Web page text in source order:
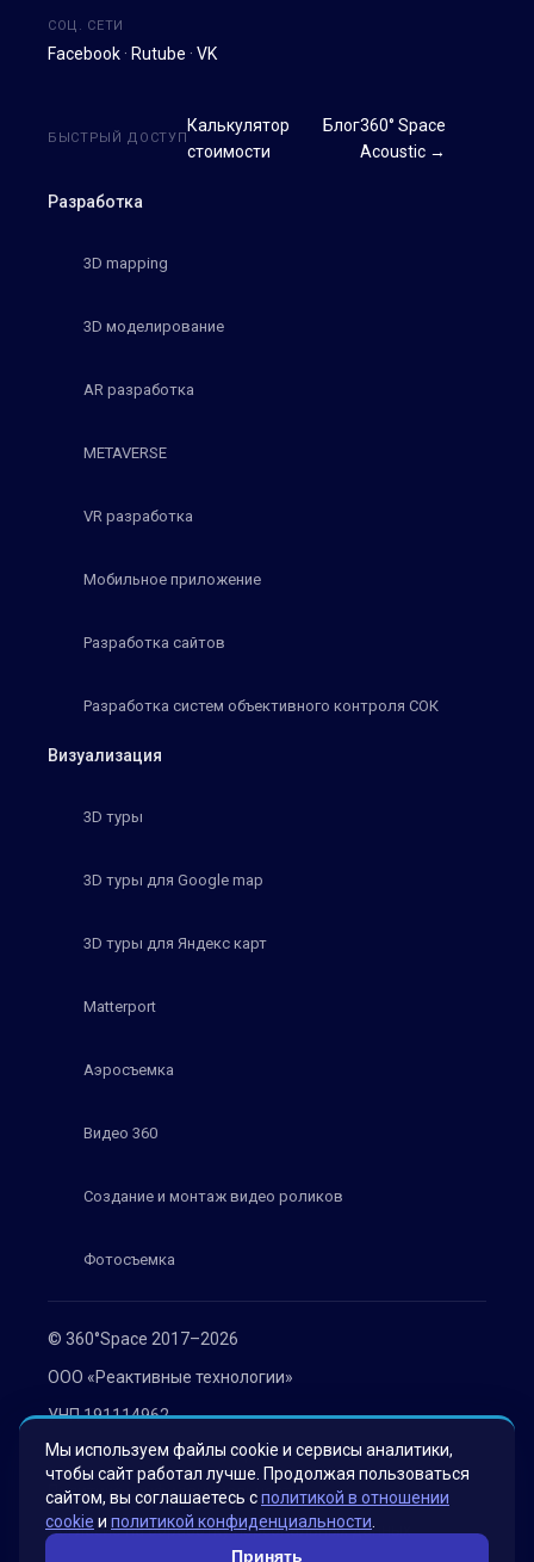
© 360°Space 2017–2026
ООО «Реактивные технологии»
УНП 191114962
г. Минск, ул. Мележа 1, офис 402
Политика конфиденциальности
Согласие на обработку персональных данных
СОЦ. СЕТИ
Facebook · Rutube · VK
Разработка
3D mapping
3D моделирование
AR разработка
METAVERSE
VR разработка
Мобильное приложение
Разработка сайтов
Разработка систем объективного контроля СОК
Визуализация
3D туры
3D туры для Google map
3D туры для Яндекс карт
Matterport
Аэросъемка
Видео 360
Создание и монтаж видео роликов
Фотосъемка
БЫСТРЫЙ ДОСТУП
Калькулятор
стоимости
Блог360° Space
Acoustic →
Мы используем файлы cookie и сервисы аналитики,
чтобы сайт работал лучше. Продолжая пользоваться
сайтом, вы соглашаетесь сполитикой в отношении
cookie и политикой конфиденциальности
Принять